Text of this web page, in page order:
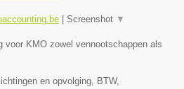
Screenshot ▼
voor KMO zowel vennootschappen als
en opvolging, BTW,